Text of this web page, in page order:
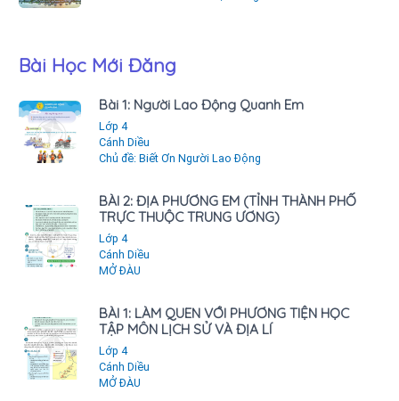
Bài Học Mới Đăng
Bài 1: Người Lao Động Quanh Em
Lớp 4
Cánh Diều
Chủ đề: Biết Ơn Người Lao Động
BÀI 2: ĐỊA PHƯƠNG EM (TỈNH THÀNH PHỐ
TRỰC THUỘC TRUNG ƯƠNG)
Lớp 4
Cánh Diều
MỞ ĐÀU
BÀI 1: LÀM QUEN VỚI PHƯƠNG TIỆN HỌC
TẬP MÔN LỊCH SỬ VÀ ĐỊA LÍ
Lớp 4
Cánh Diều
MỞ ĐÀU